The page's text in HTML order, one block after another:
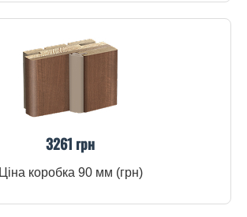
3261 грн
Ціна коробка 90 мм (грн)